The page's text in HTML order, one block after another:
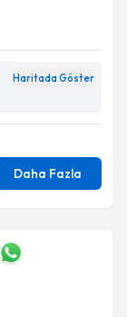
Haritada Göster
Daha Fazla